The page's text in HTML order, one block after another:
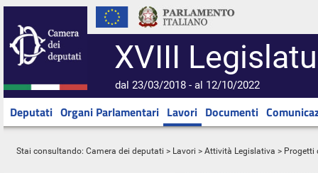
XVIII
dal 23/03/2018 - al 12/10/2022
Deputati Organi Parlamentari Lavori Documenti
Stai consultando: Camera dei deputati > Lavori > Attività Legislativa > Progetti